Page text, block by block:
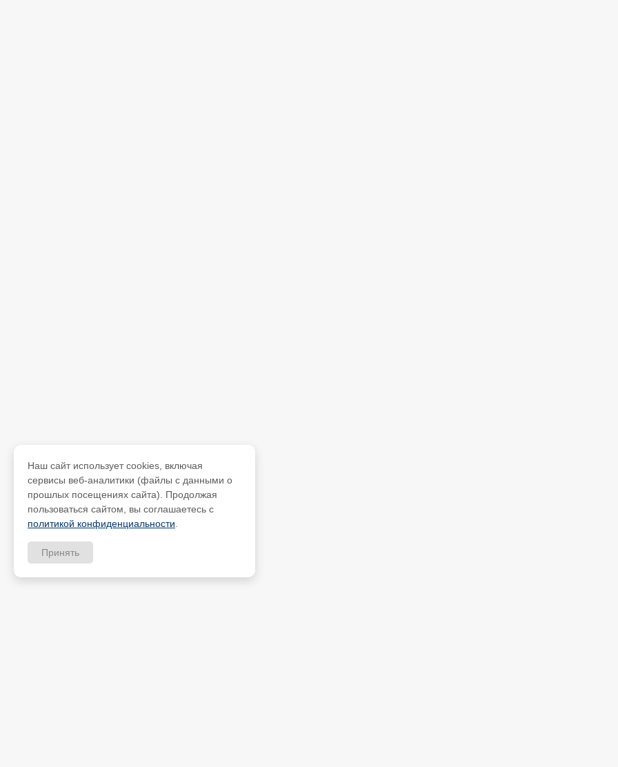
Наш сайт использует cookies, включая
сервисы веб-аналитики (файлы с данными о
прошлых посещениях сайта). Продолжая
пользоваться сайтом, вы соглашаетесь с
политикой конфиденциальности
Принять